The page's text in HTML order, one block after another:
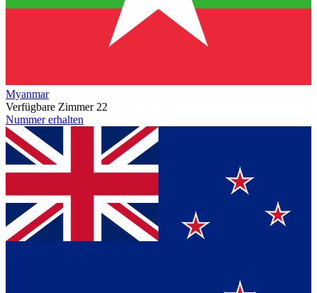
Myanmar
Verfügbare Zimmer 22
Nummer erhalten